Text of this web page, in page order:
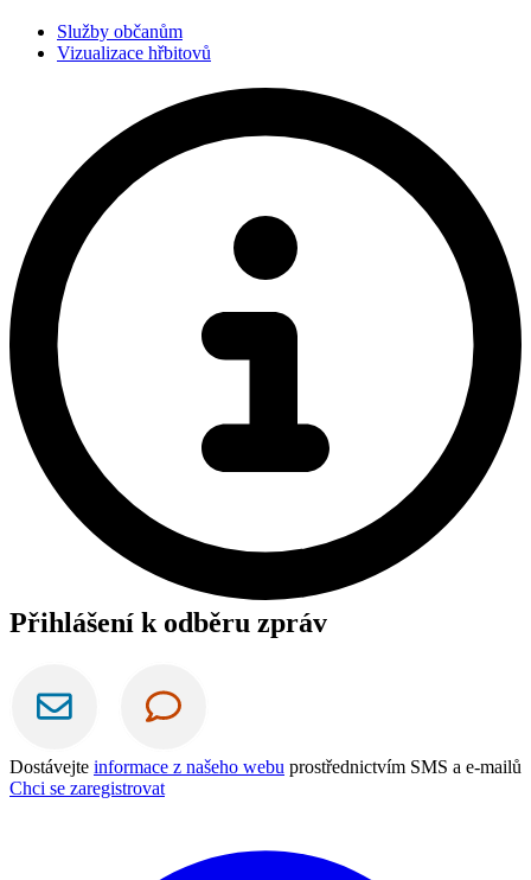
Služby občanům
Vizualizace hřbitovů
Přihlášení k odběru zpráv
Dostávejte informace z našeho webu prostřednictvím SMS a e-mailů
Chci se zaregistrovat